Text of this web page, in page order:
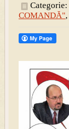
Categorie:
COMANDĂ",